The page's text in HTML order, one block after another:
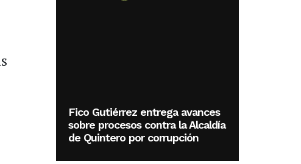
Fico Gutiérrez entrega avances
sobre procesos contra la Alcaldía
de Quintero por corrupción